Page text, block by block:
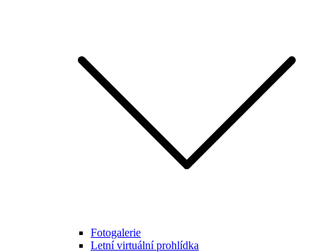
Fotogalerie
Letní virtuální prohlídka